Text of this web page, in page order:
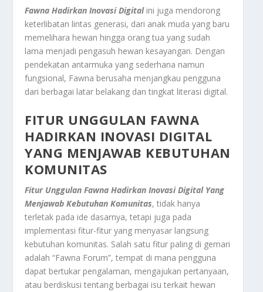
Fawna Hadirkan Inovasi Digital ini juga mendorong
keterlibatan lintas generasi, dari anak muda yang baru
memelihara hewan hingga orang tua yang sudah
lama menjadi pengasuh hewan kesayangan. Dengan
pendekatan antarmuka yang sederhana namun
fungsional, Fawna berusaha menjangkau pengguna
dari berbagai latar belakang dan tingkat literasi digital.
FITUR UNGGULAN FAWNA
HADIRKAN INOVASI DIGITAL
YANG MENJAWAB KEBUTUHAN
KOMUNITAS
Fitur Unggulan Fawna Hadirkan Inovasi Digital Yang
Menjawab Kebutuhan Komunitas, tidak hanya
terletak pada ide dasarnya, tetapi juga pada
implementasi fitur-fitur yang menyasar langsung
kebutuhan komunitas. Salah satu fitur paling di gemari
adalah “Fawna Forum”, tempat di mana pengguna
dapat bertukar pengalaman, mengajukan pertanyaan,
atau berdiskusi tentang berbagai isu terkait hewan